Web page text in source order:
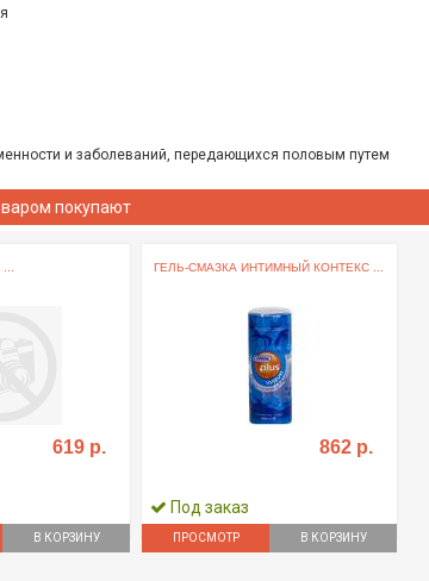
и заболеваний, передающихся половым путем
покупают
619 р.
В КОРЗИНУ
ГЕЛЬ-СМАЗКА ИНТИМНЫЙ КОНТЕКС ...
862 р.
Под заказ
ПРОСМОТР В КОРЗИНУ